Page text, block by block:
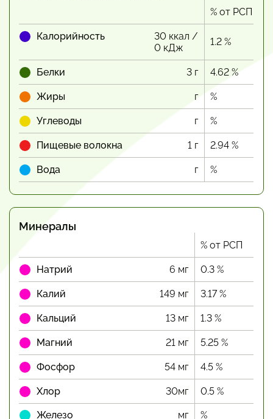
% от РСП
Калорийность
30 ккал /
0 кДж
1.2 %
Белки 3 г 4.62 %
Жиры г %
Углеводы г %
Пищевые волокна 1 г 2.94 %
Вода г %
Минералы
% от РСП
Натрий 6 мг 0.3 %
Калий 149 мг 3.17 %
Кальций 13 мг 1.3 %
Магний 21 мг 5.25 %
Фосфор 54 мг 4.5 %
Хлор 30мг 0.5 %
Железо мг %